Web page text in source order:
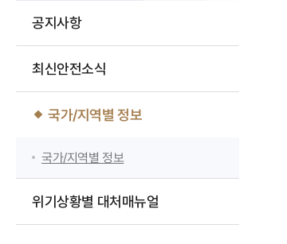
공지사항
최신안전소식
국가/지역별 정보
국가/지역별 정보
위기상황별 대처매뉴얼